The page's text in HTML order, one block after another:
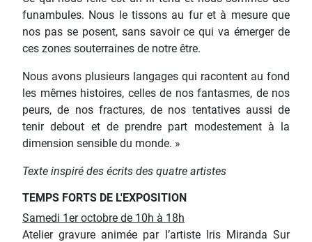
funambules. Nous le tissons au fur et à mesure que
nos pas se posent, sans savoir ce qui va émerger de
ces zones souterraines de notre être.
Nous avons plusieurs langages qui racontent au fond
les mêmes histoires, celles de nos fantasmes, de nos
peurs, de nos fractures, de nos tentatives aussi de
tenir debout et de prendre part modestement à la
dimension sensible du monde. »
Texte inspiré des écrits des quatre artistes
TEMPS FORTS DE L'EXPOSITION
Samedi 1er octobre de 10h à 18h
Atelier gravure animée par l’artiste Iris Miranda Sur